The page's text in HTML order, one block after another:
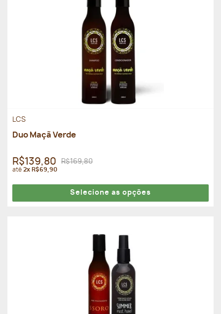
LCS
Duo Maçã Verde
R$139,80 R$169,80
até2x R$69,90
Selecione as opções